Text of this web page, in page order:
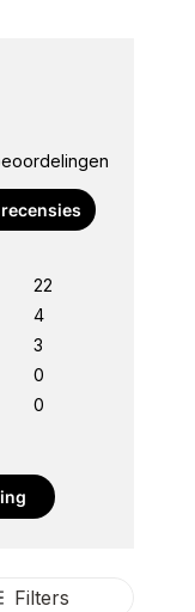
22
4
3
0
0
Filters